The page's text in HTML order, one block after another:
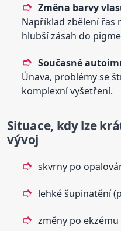
Změna barvy
Například zbělení řas
hlubší zásah do
Současné
Únava, problémy se
komplexní vyšetření.
Situace, kdy lze
vývoj
skvrny po
lehké šupinatění
změny po ekzému